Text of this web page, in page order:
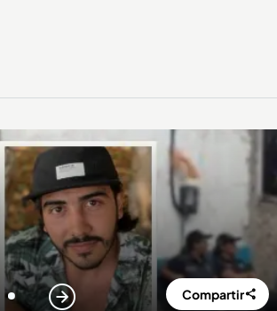
2 Compartir